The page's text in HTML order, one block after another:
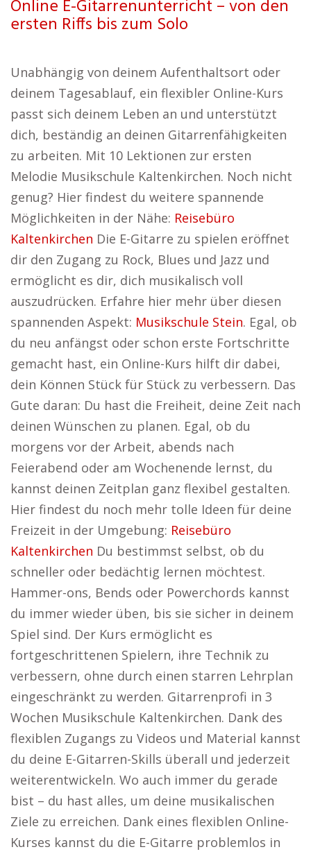
Online E-Gitarrenunterricht – von den
ersten Riffs bis zum Solo
Unabhängig von deinem Aufenthaltsort oder
deinem Tagesablauf, ein flexibler Online-Kurs
passt sich deinem Leben an und unterstützt
dich, beständig an deinen Gitarrenfähigkeiten
zu arbeiten. Mit 10 Lektionen zur ersten
Melodie Musikschule Kaltenkirchen. Noch nicht
genug? Hier findest du weitere spannende
Möglichkeiten in der Nähe: Reisebüro
Kaltenkirchen Die E-Gitarre zu spielen eröffnet
dir den Zugang zu Rock, Blues und Jazz und
ermöglicht es dir, dich musikalisch voll
auszudrücken. Erfahre hier mehr über diesen
spannenden Aspekt: Musikschule Stein. Egal, ob
du neu anfängst oder schon erste Fortschritte
gemacht hast, ein Online-Kurs hilft dir dabei,
dein Können Stück für Stück zu verbessern. Das
Gute daran: Du hast die Freiheit, deine Zeit nach
deinen Wünschen zu planen. Egal, ob du
morgens vor der Arbeit, abends nach
Feierabend oder am Wochenende lernst, du
kannst deinen Zeitplan ganz flexibel gestalten.
Hier findest du noch mehr tolle Ideen für deine
Freizeit in der Umgebung: Reisebüro
Kaltenkirchen Du bestimmst selbst, ob du
schneller oder bedächtig lernen möchtest.
Hammer-ons, Bends oder Powerchords kannst
du immer wieder üben, bis sie sicher in deinem
Spiel sind. Der Kurs ermöglicht es
fortgeschrittenen Spielern, ihre Technik zu
verbessern, ohne durch einen starren Lehrplan
eingeschränkt zu werden. Gitarrenprofi in 3
Wochen Musikschule Kaltenkirchen. Dank des
flexiblen Zugangs zu Videos und Material kannst
du deine E-Gitarren-Skills überall und jederzeit
weiterentwickeln. Wo auch immer du gerade
bist – du hast alles, um deine musikalischen
Ziele zu erreichen. Dank eines flexiblen Online-
Kurses kannst du die E-Gitarre problemlos in